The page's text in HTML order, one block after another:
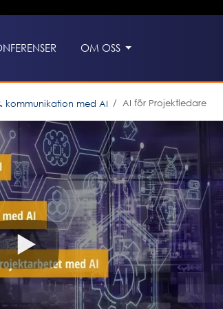
OM OSS
kommunikation med AI AI för Projektledare